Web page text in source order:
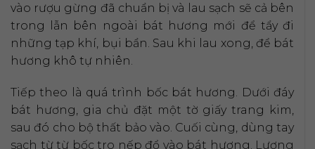
vào rượu gừng đã chuẩn bị và lau sạch sẽ cả bên
trong lẫn bên ngoài bát hương mới để tẩy đi
những tạp khí, bụi bẩn. Sau khi lau xong, để bát
hương khô tự nhiên.
Tiếp theo là quá trình bốc bát hương. Dưới đáy
bát hương, gia chủ đặt một tờ giấy trang kim,
sau đó cho bộ thất bảo vào. Cuối cùng, dùng tay
sạch từ từ bốc tro nếp đổ vào bát hương. Lượng